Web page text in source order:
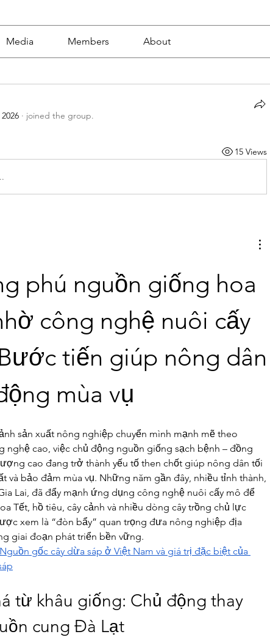
Media Members About
· joined the group.
15 Views
phú nguồn giống hoa
công nghệ nuôi cấy
tiến giúp nông dân
mùa vụ
sản xuất nông nghiệp chuyển mình mạnh mẽ theo
nghệ cao, việc chủ động nguồn giống sạch bệnh – đồng
cao đang trở thành yếu tố then chốt giúp nông dân tối
và bảo đảm mùa vụ. Những năm gần đây, nhiều tỉnh thành,
Lai, đã đẩy mạnh ứng dụng công nghệ nuôi cấy mô để
Tết, hồ tiêu, cây cảnh và nhiều dòng cây trồng chủ lực
xem là “đòn bẩy” quan trọng đưa nông nghiệp địa
giai đoạn phát triển bền vững.
Nguồn gốc cây dừa sáp ở Việt Nam và giá trị đặc biệt của
từ khâu giống: Chủ động thay
cung Đà Lạt